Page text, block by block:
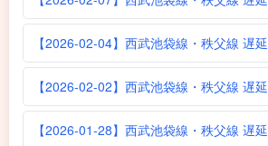
【2026-02-04】西武池袋線・秩父線 遅延
【2026-02-02】西武池袋線・秩父線 遅延
【2026-01-28】西武池袋線・秩父線 遅延